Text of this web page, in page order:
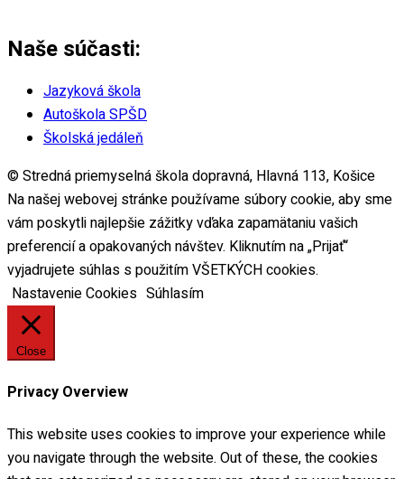
Naše súčasti:
Jazyková škola
Autoškola SPŠD
Školská jedáleň
© Stredná priemyselná škola dopravná, Hlavná 113, Košice
Na našej webovej stránke používame súbory cookie, aby sme
vám poskytli najlepšie zážitky vďaka zapamätaniu vašich
preferencií a opakovaných návštev. Kliknutím na „Prijať“
vyjadrujete súhlas s použitím VŠETKÝCH cookies.
Nastavenie Cookies Súhlasím
Close
Privacy Overview
This website uses cookies to improve your experience while
you navigate through the website. Out of these, the cookies